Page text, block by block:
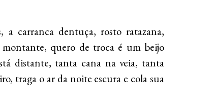
a carranca dentuça, rosto ratazana,
montante, quero de troca é um beijo
distante, tanta cana na veia, tanta
traga o ar da noite escura e cola sua